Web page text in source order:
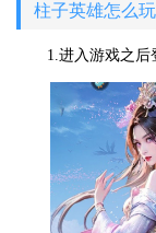
柱子英雄怎么玩
1.进入游戏之后